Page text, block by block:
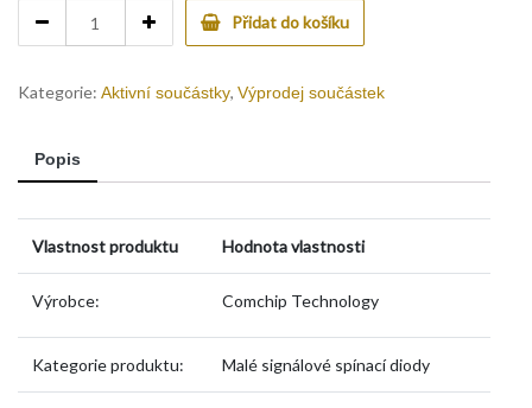
dioda
HF
Přidat do košíku
Kategorie: Aktivní součástky, Výprodej součástek
Popis
Vlastnost produktu Hodnota vlastnosti
Výrobce: Comchip Technology
Kategorie produktu: Malé signálové spínací diody